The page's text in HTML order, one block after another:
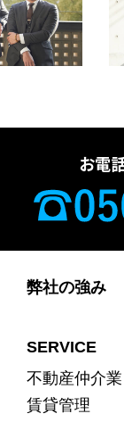
お電
弊社の強み
SERVICE
不動産仲介業
賃貸管理